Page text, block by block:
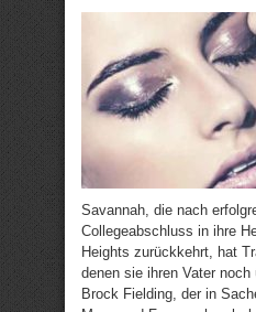
Savannah, die nach
Collegeabschluss in ihre
Heights zurückkehrt, hat
denen sie ihren Vater
Brock Fielding, der in